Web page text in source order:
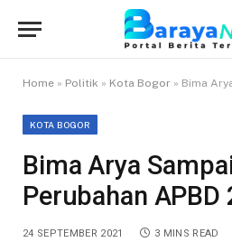
Home » Politik » Kota Bogor » Bima Arya
KOTA BOGOR
Bima Arya
Perubahan APBD
24 SEPTEMBER 2021 3 MINS READ